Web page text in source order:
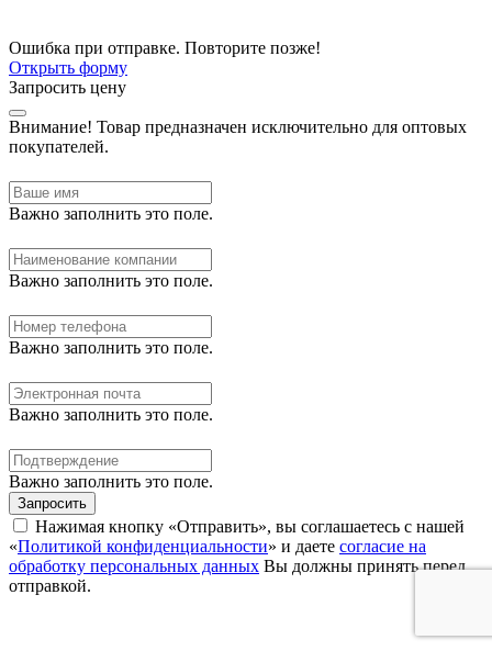
Ошибка при отправке. Повторите позже!
Открыть форму
Запросить цену
Внимание! Товар предназначен исключительно для оптовых
покупателей.
Важно заполнить это поле.
Важно заполнить это поле.
Важно заполнить это поле.
Важно заполнить это поле.
Важно заполнить это поле.
Запросить
Нажимая кнопку «Отправить», вы соглашаетесь с нашей
«Политикой конфиденциальности» и даете согласие на
обработку персональных данных Вы должны принять перед
отправкой.